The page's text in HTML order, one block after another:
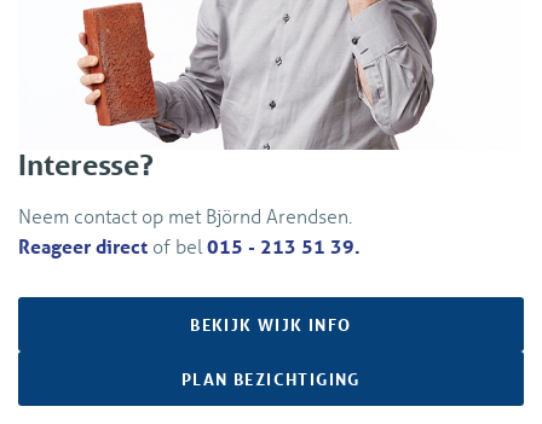
Interesse?
Neem contact op met Björnd Arendsen.
Reageer direct of bel 015 - 213 51 39.
BEKIJK WIJK INFO
PLAN BEZICHTIGING